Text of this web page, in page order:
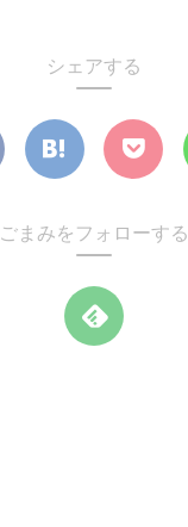
シェアする
ごまみをフォローする